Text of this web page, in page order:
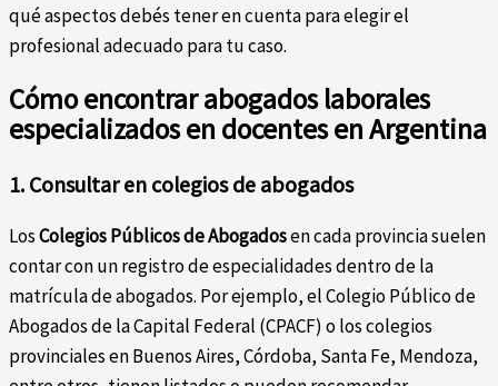
qué aspectos debés tener en cuenta para elegir el
profesional adecuado para tu caso.
Cómo encontrar abogados laborales
especializados en docentes en Argentina
1. Consultar en colegios de abogados
LosColegios Públicos de Abogadosen cada provincia suelen
contar con un registro de especialidades dentro de la
matrícula de abogados. Por ejemplo, el Colegio Público de
Abogados de la Capital Federal (CPACF) o los colegios
provinciales en Buenos Aires, Córdoba, Santa Fe, Mendoza,